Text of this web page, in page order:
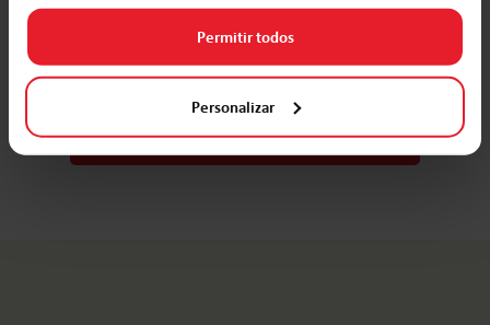
Permitir todos
Personalizar
de beleza e até mesmo vários gadgets
Peça aqui